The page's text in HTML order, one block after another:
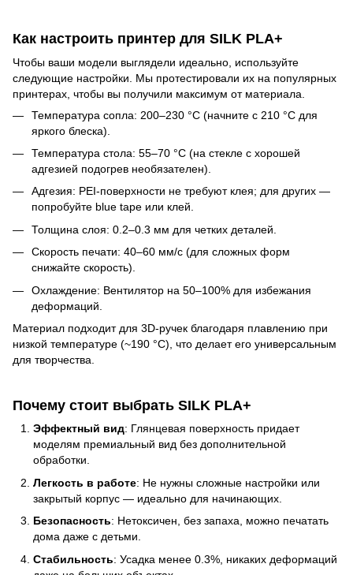
Как настроить принтер для SILK PLA+
Чтобы ваши модели выглядели идеально, используйте
следующие настройки. Мы протестировали их на популярных
принтерах, чтобы вы получили максимум от материала.
Температура сопла: 200–230 °C (начните с 210 °C для
яркого блеска).
Температура стола: 55–70 °C (на стекле с хорошей
адгезией подогрев необязателен).
Адгезия: PEI-поверхности не требуют клея; для других —
попробуйте blue tape или клей.
Толщина слоя: 0.2–0.3 мм для четких деталей.
Скорость печати: 40–60 мм/с (для сложных форм
снижайте скорость).
Охлаждение: Вентилятор на 50–100% для избежания
деформаций.
Материал подходит для 3D-ручек благодаря плавлению при
низкой температуре (~190 °C), что делает его универсальным
для творчества.
Почему стоит выбрать SILK PLA+
Эффектный вид: Глянцевая поверхность придает
моделям премиальный вид без дополнительной
обработки.
Легкость в работе: Не нужны сложные настройки или
закрытый корпус — идеально для начинающих.
Безопасность: Нетоксичен, без запаха, можно печатать
дома даже с детьми.
Стабильность: Усадка менее 0.3%, никаких деформаций